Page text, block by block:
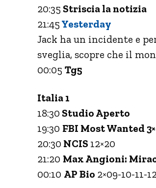
20:35 Striscia la notizia
21:45 Yesterday
Jack ha un incidente e
sveglia, scopre che il
00:05 Tg5
Italia 1
18:30 Studio Aperto
19:30 FBI Most Wanted
20:30 NCIS 12×20
21:20 Max Angioni:
00:10 AP Bio 2×09-10-11-